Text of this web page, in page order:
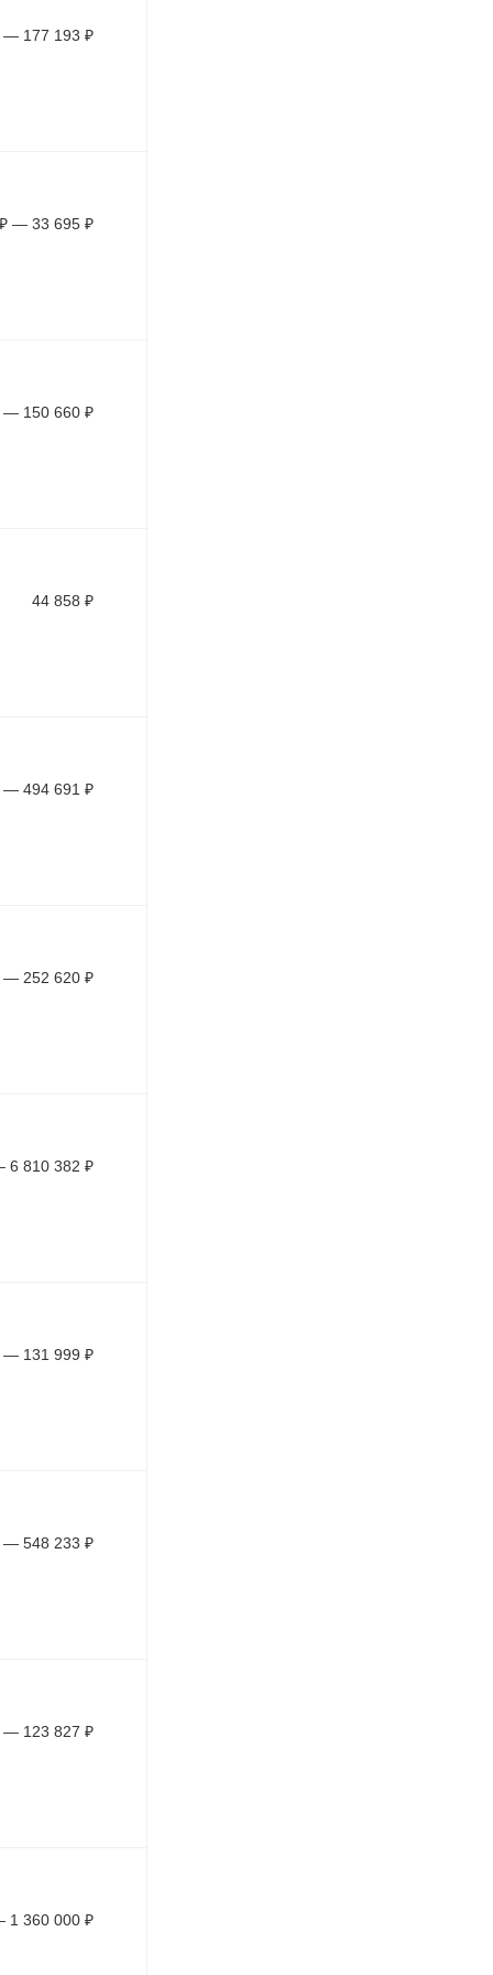
— 177 193 ₽
₽ — 33 695 ₽
— 150 660 ₽
44 858 ₽
— 494 691 ₽
— 252 620 ₽
6 810 382 ₽
— 131 999 ₽
— 548 233 ₽
— 123 827 ₽
1 360 000 ₽